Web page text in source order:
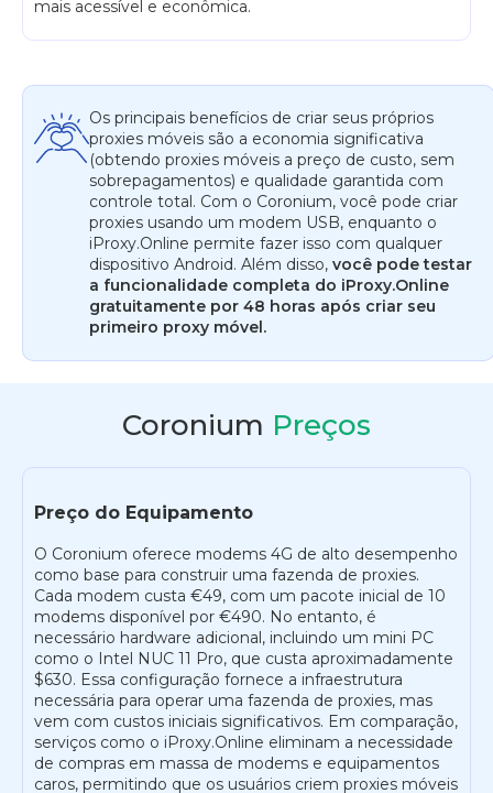
mais acessível e econômica.
Os principais benefícios de criar seus próprios
proxies móveis são a economia significativa
(obtendo proxies móveis a preço de custo, sem
sobrepagamentos) e qualidade garantida com
controle total. Com o Coronium, você pode criar
proxies usando um modem USB, enquanto o
iProxy.Online permite fazer isso com qualquer
dispositivo Android. Além disso, você pode testar
a funcionalidade completa do iProxy.Online
gratuitamente por 48 horas após criar seu
primeiro proxy móvel.
Coronium Preços
Preço do Equipamento
O Coronium oferece modems 4G de alto desempenho
como base para construir uma fazenda de proxies.
Cada modem custa €49, com um pacote inicial de 10
modems disponível por €490. No entanto, é
necessário hardware adicional, incluindo um mini PC
como o Intel NUC 11 Pro, que custa aproximadamente
$630. Essa configuração fornece a infraestrutura
necessária para operar uma fazenda de proxies, mas
vem com custos iniciais significativos. Em comparação,
serviços como o iProxy.Online eliminam a necessidade
de compras em massa de modems e equipamentos
caros, permitindo que os usuários criem proxies móveis